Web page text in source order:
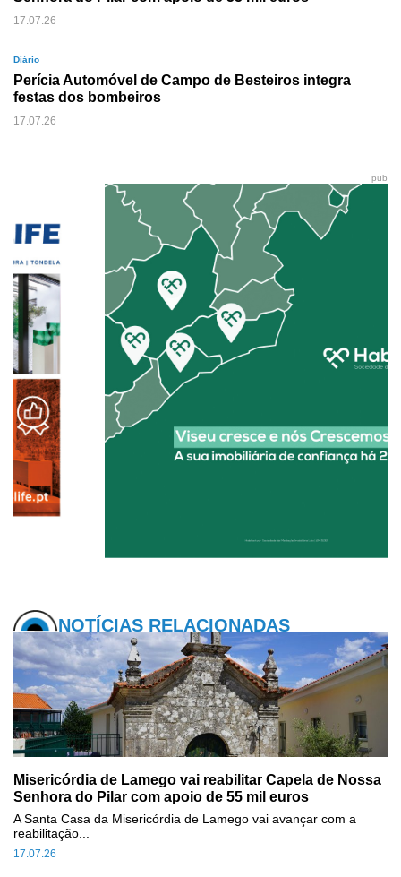
17.07.26
Diário
Perícia Automóvel de Campo de Besteiros integra
festas dos bombeiros
17.07.26
pub
NOTÍCIAS RELACIONADAS
Misericórdia de Lamego vai reabilitar Capela de Nossa
Senhora do Pilar com apoio de 55 mil euros
17.07.26
A Santa Casa da Misericórdia de Lamego vai avançar com a
reabilitação...